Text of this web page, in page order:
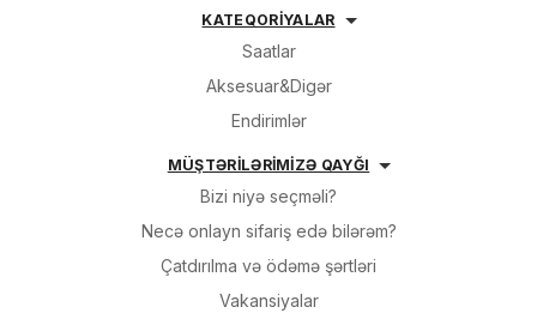
KATEQORİYALAR
Saatlar
Aksesuar&Digər
Endirimlər
MÜŞTƏRİLƏRİMİZƏ QAYĞI
Bizi niyə seçməli?
Necə onlayn sifariş edə bilərəm?
Çatdırılma və ödəmə şərtləri
Vakansiyalar